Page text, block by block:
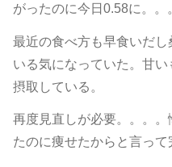
がったのに今日0.58に。。
最近の食べ方も早食いだ
いる気になっていた。甘
摂取している。
再度見直しが必要。。。
たのに痩せたからと言って